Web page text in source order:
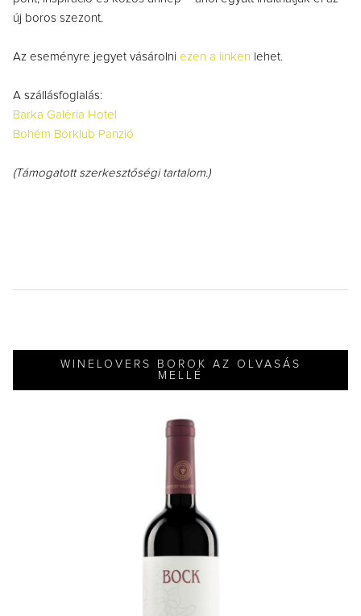
új boros szezont.
Az eseményre jegyet vásárolni ezen a linken lehet.
A szállásfoglalás:
Barka Galéria Hotel
Bohém Borklub Panzió
(Támogatott szerkesztőségi tartalom.)
WINELOVERS BOROK AZ OLVASÁS
MELLÉ